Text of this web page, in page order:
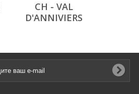
CH - VAL
D'ANNIVIERS